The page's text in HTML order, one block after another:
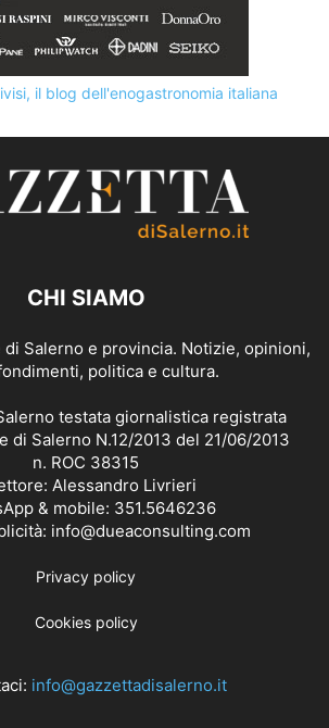
CHI SIAMO
Salerno e provincia. Notizie, opinioni,
politica e cultura.
testata giornalistica registrata
di Salerno N.12/2013 del 21/06/2013
n. ROC 38315
Alessandro Livrieri
& mobile: 351.5646236
info@dueaconsulting.com
Privacy policy
Cookies policy
info@gazzettadisalerno.it